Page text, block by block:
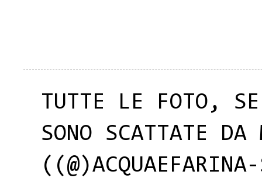
TUTTE LE FOTO,
SONO SCATTATE